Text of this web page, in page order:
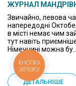
ЖУРНАЛ
Звичайно, левова
напередодні
в місті немає чим
тут навіть
Німеччині можна бу...
ДЕТАЛЬНІШЕ
КНОПКА
ЗВ'ЯЗКУ